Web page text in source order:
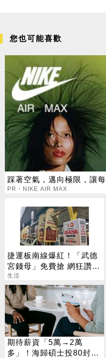
您也可能喜歡
踩著空氣，邁向極限，讓
PR・NIKE AIR MAX
捷運板南線爆紅！「武德
宮錢母」免費搶 網狂讚：
行銷太狂
生活
期待薪資「5萬→2萬
多」！海歸碩士投80封履